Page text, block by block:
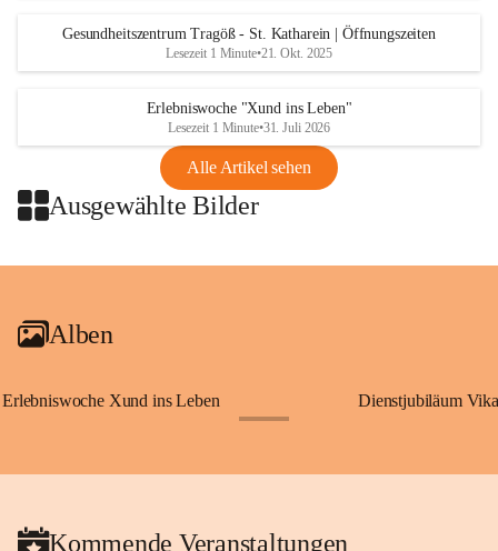
Gesundheitszentrum Tragöß - St. Katharein | Öffnungszeiten
Lesezeit 1 Minute•21. Okt. 2025
Erlebniswoche "Xund ins Leben"
Lesezeit 1 Minute•31. Juli 2026
Alle Artikel sehen
Ausgewählte Bilder
+2
Alben
Erlebniswoche Xund ins Leben Dienstjubiläum
Kommende Veranstaltungen